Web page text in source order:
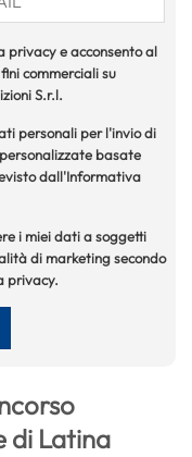
privacy e acconsento al
commerciali su
S.r.l.
personali per l'invio di
basate
dall'Informativa
i miei dati a soggetti
di marketing secondo
privacy.
di Latina